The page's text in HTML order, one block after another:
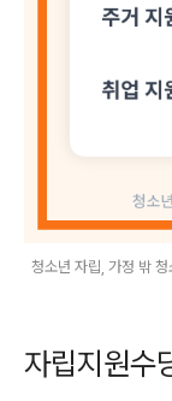
청소년 자립, 가정 밖
자립지원수